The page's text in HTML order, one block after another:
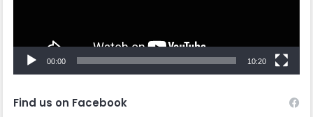
00:00 10:20
Find us on Facebook